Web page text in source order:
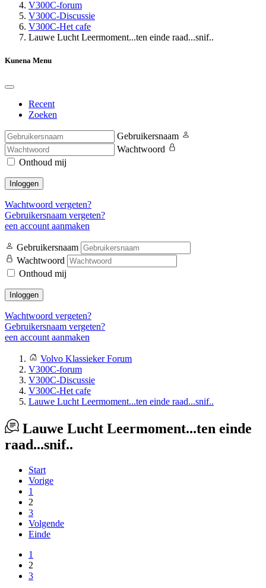
V300C-forum
V300C-Discussie
V300C-Het cafe
Lauwe Lucht Leermoment...ten einde raad...snif..
Kunena Menu
Recent
Zoeken
Gebruikersnaam
Wachtwoord
Onthoud mij
Inloggen
Wachtwoord vergeten?
Gebruikersnaam vergeten?
een account aanmaken
Gebruikersnaam
Wachtwoord
Onthoud mij
Inloggen
Wachtwoord vergeten?
Gebruikersnaam vergeten?
een account aanmaken
Volvo Klassieker Forum
V300C-forum
V300C-Discussie
V300C-Het cafe
Lauwe Lucht Leermoment...ten einde raad...snif..
Lauwe Lucht Leermoment...ten einde
raad...snif..
Start
Vorige
1
2
3
Volgende
Einde
1
2
3